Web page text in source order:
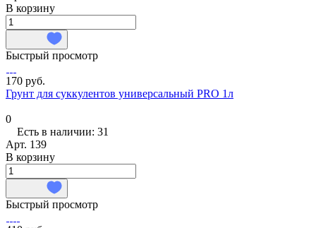
В корзину
Быстрый просмотр
170 руб.
Грунт для суккулентов универсальный PRO 1л
0
Есть в наличии: 31
Арт. 139
В корзину
Быстрый просмотр